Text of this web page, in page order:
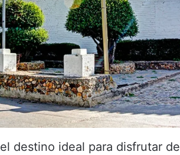
destino ideal para disfrutar de